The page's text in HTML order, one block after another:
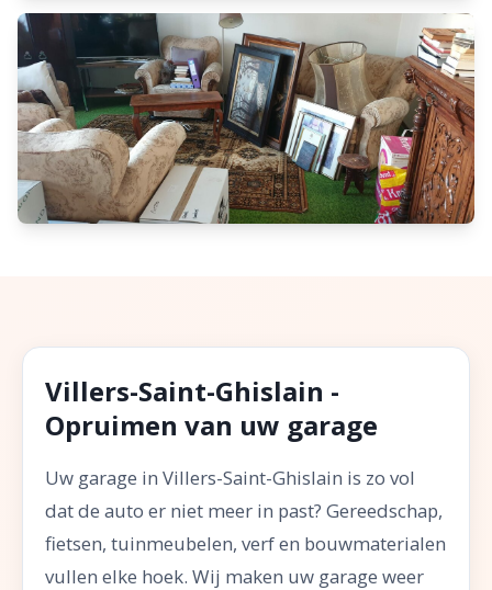
Villers-Saint-Ghislain -
Opruimen van uw garage
Uw garage in Villers-Saint-Ghislain is zo vol
dat de auto er niet meer in past? Gereedschap,
fietsen, tuinmeubelen, verf en bouwmaterialen
vullen elke hoek. Wij maken uw garage weer